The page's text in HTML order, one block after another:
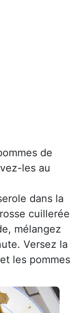
de
les au
dans la
cuillerée
mélangez
Versez la
les pommes